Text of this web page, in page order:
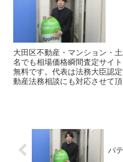
大田区不動産・マンション・
名でも相場価格瞬間査定サイ
無料です。代表は法務大臣認
動産法務相談にも対応させて頂
パ